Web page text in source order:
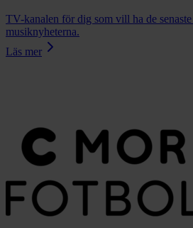
TV-kanalen för dig som vill ha de
musiknyheterna.
Läs mer